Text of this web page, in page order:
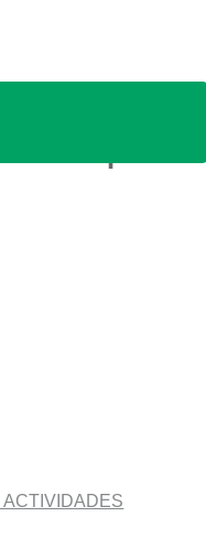
Parques